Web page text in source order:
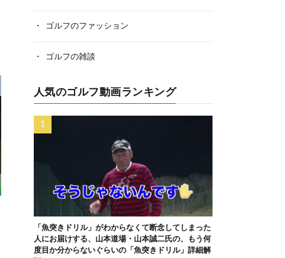
ゴルフのファッション
ゴルフの雑談
人気のゴルフ動画ランキング
「魚突きドリル」がわからなくて断念してしまった
人にお届けする、山本道場・山本誠二氏の、もう何
度目か分からないぐらいの「魚突きドリル」詳細解